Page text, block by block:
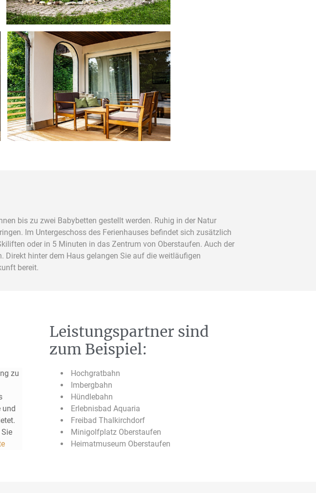
bis zu zwei Babybetten gestellt werden. Ruhig in der Natur
Im Untergeschoss des Ferienhauses befindet sich zusätzlich
oder in 5 Minuten in das Zentrum von Oberstaufen. Auch der
hinter dem Haus gelangen Sie auf die weitläufigen
bereit.
zu
und
Leistungspartner sind
zum Beispiel:
Hochgratbahn
Imbergbahn
Hündlebahn
Erlebnisbad Aquaria
Freibad Thalkirchdorf
Minigolfplatz Oberstaufen
Heimatmuseum Oberstaufen